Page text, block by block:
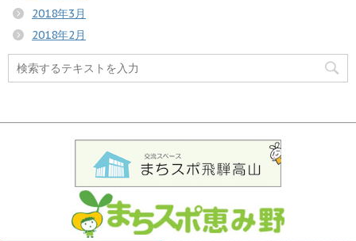
2018年3月
2018年2月